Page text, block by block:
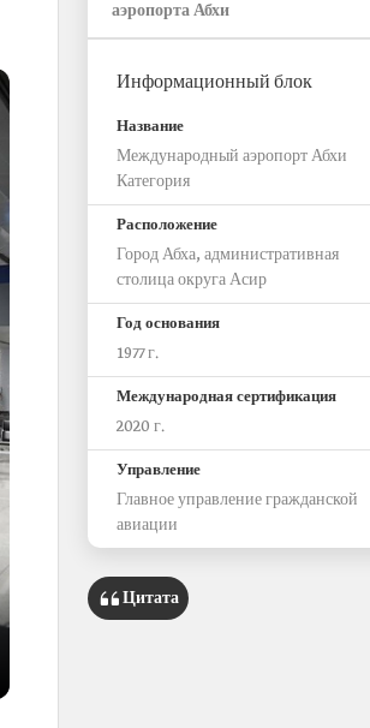
аэропорта Абхи
Информационный блок
Название
Международный аэропорт Абхи
Категория
Расположение
Город Абха, административная
столица округа Асир
Год основания
1977 г.
Международная сертификация
2020 г.
Управление
Главное управление гражданской
авиации
Цитата